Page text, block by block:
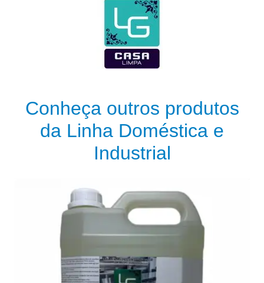
Conheça outros produtos
da Linha Doméstica e
Industrial